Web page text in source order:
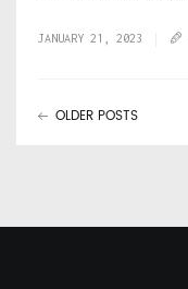
JANUARY 21, 2023
OLDER POSTS